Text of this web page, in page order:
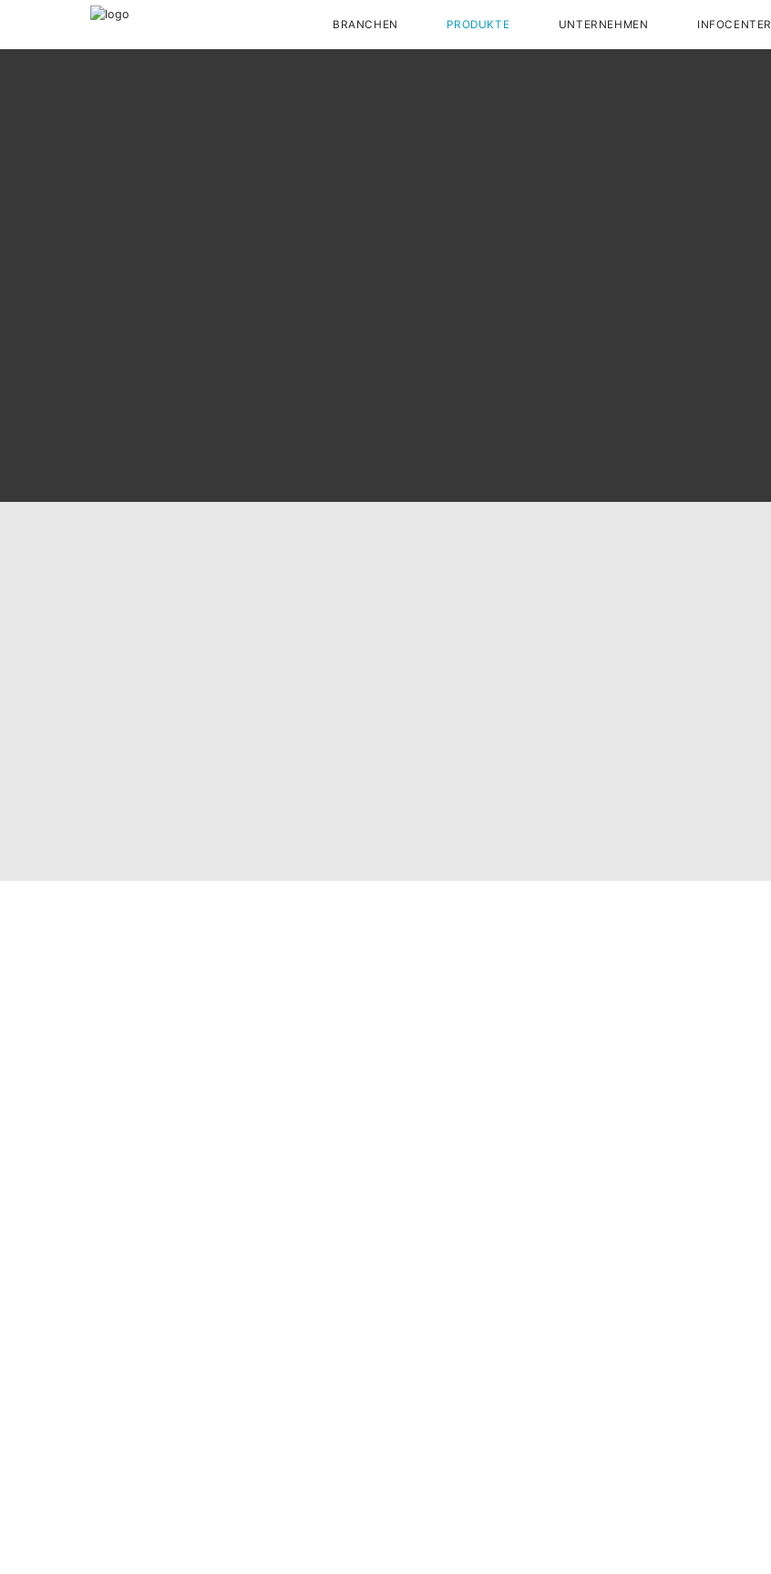
BRANCHEN PRODUKTE UNTERNEHMEN INFOCENTER